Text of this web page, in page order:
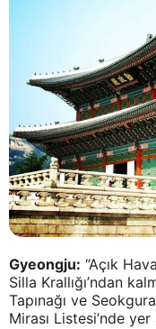
Gyeongju: “Açık
Silla Krallığı’ndan
Tapınağı ve
Mirası Listesi’nde yer